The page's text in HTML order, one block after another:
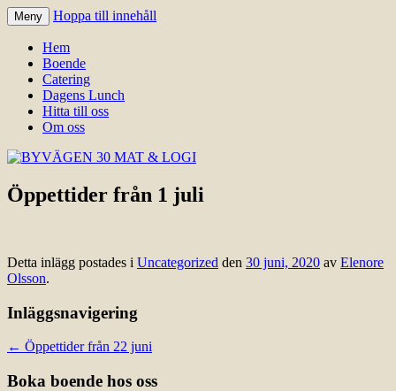
BYVÄGEN 30 MAT & LOGI
upplevelse hos oss.
Meny Hoppa till innehåll
Hem
Boende
Catering
Dagens Lunch
Hitta till oss
Om oss
Öppettider från 1 juli
Detta inlägg postades i Uncategorized den 30 juni, 2020 av Elenore
Olsson.
Inläggsnavigering
← Öppettider från 22 juni
Boka boende hos oss